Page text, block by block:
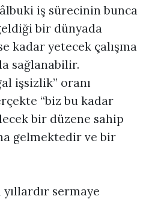
iş sürecinin bunca
bir dünyada
kadar yetecek çalışma
sağlanabilir.
işsizlik” oranı
“biz bu kadar
bir düzene sahip
gelmektedir ve bir
sermaye